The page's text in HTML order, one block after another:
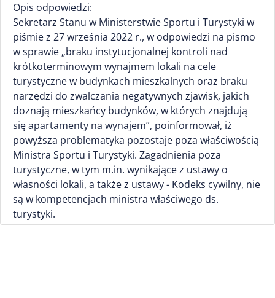
Opis odpowiedzi:
Sekretarz Stanu w Ministerstwie Sportu i Turystyki w
piśmie z 27 września 2022 r., w odpowiedzi na pismo
w sprawie „braku instytucjonalnej kontroli nad
krótkoterminowym wynajmem lokali na cele
turystyczne w budynkach mieszkalnych oraz braku
narzędzi do zwalczania negatywnych zjawisk, jakich
doznają mieszkańcy budynków, w których znajdują
się apartamenty na wynajem”, poinformował, iż
powyższa problematyka pozostaje poza właściwością
Ministra Sportu i Turystyki. Zagadnienia poza
turystyczne, w tym m.in. wynikające z ustawy o
własności lokali, a także z ustawy - Kodeks cywilny, nie
są w kompetencjach ministra właściwego ds.
turystyki.